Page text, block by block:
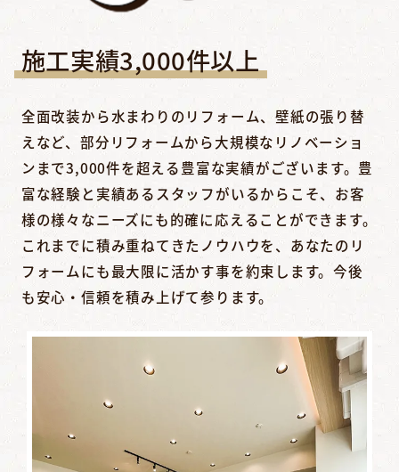
施工実績3,000件以上
全面改装から水まわりのリフォーム、壁紙の張り替
えなど、部分リフォームから大規模なリノベーショ
ンまで3,000件を超える豊富な実績がございます。豊
富な経験と実績あるスタッフがいるからこそ、お客
様の様々なニーズにも的確に応えることができます。
これまでに積み重ねてきたノウハウを、あなたのリ
フォームにも最大限に活かす事を約束します。今後
も安心・信頼を積み上げて参ります。